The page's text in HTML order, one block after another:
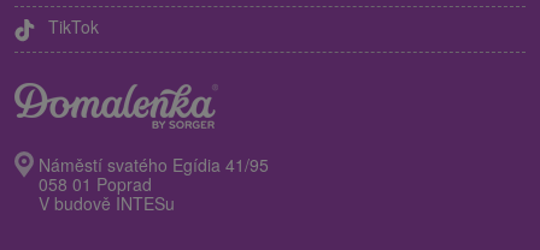
TikTok
Náměstí svatého Egídia 41/95
058 01 Poprad
V budově INTESu